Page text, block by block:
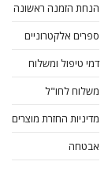
הנחת הזמנה ראשונה
ספרים אלקטרוניים
דמי טיפול ומשלוח
משלוח לחו"ל
מדיניות החזרת מוצרים
אבטחה